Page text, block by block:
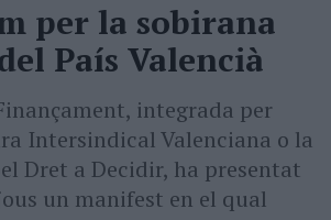
per la sobirana
País Valencià
integrada per
Intersindical Valenciana o la
Dret a Decidir, ha presentat
un manifest en el qual